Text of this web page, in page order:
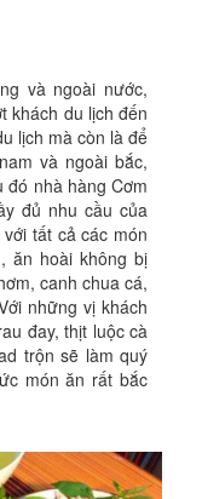
và ngoài nước,
khách du lịch đến
lịch mà còn là để
và ngoài bắc,
đó nhà hàng Cơm
đủ nhu cầu của
tất cả các món
ăn hoài không bị
canh chua cá,
những vị khách
đay, thịt luộc cà
trộn sẽ làm quý
món ăn rất bắc